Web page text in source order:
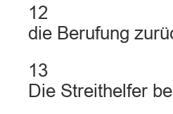
12
die Berufung
13
Die Streithelfer